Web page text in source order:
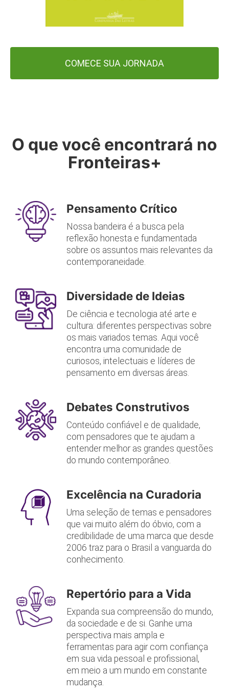
COMECE SUA JORNADA
O que você encontrará no
Fronteiras+
Pensamento Crítico
Nossa bandeira é a busca pela
reflexão honesta e fundamentada
sobre os assuntos mais relevantes da
contemporaneidade.
Diversidade de Ideias
De ciência e tecnologia até arte e
cultura: diferentes perspectivas sobre
os mais variados temas. Aqui você
encontra uma comunidade de
curiosos, intelectuais e líderes de
pensamento em diversas áreas.
Debates Construtivos
Conteúdo confiável e de qualidade,
com pensadores que te ajudam a
entender melhor as grandes questões
do mundo contemporâneo.
Excelência na Curadoria
Uma seleção de temas e pensadores
que vai muito além do óbvio, com a
credibilidade de uma marca que desde
2006 traz para o Brasil a vanguarda do
conhecimento.
Repertório para a Vida
Expanda sua compreensão do mundo,
da sociedade e de si. Ganhe uma
perspectiva mais ampla e
ferramentas para agir com confiança
em sua vida pessoal e profissional,
em meio a um mundo em constante
mudança.